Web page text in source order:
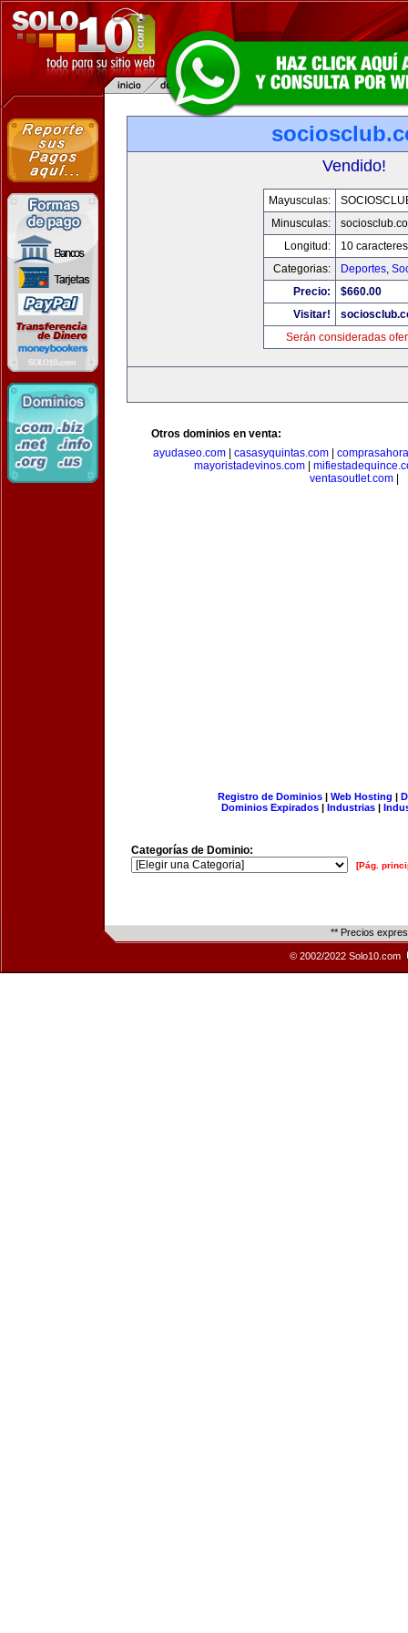
Vendido!
Mayusculas:
Minusculas:
Longitud:
10 caracteres
Categorias:
Deportes,
Precio:
$660.00
Visitar!
Serán consideradas
Otros dominios en venta:
ayudaseo.com
casasyquintas.com
mayoristadevinos.com
ventasoutlet.com
Registro de Dominios| Web Hosting |
Dominios Expirados | Industrias |
Categorías de Dominio:
[Pág.
** Precios
© 2002/2022 Solo10.com